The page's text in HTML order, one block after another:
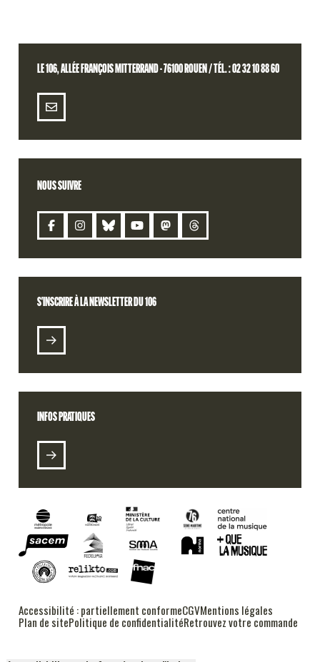
LE 106, ALLÉE FRANÇOIS MITTERRAND - 76100 ROUEN / TÉL. : 02 32 10 88 60
NOUS SUIVRE
S'INSCRIRE À LA NEWSLETTER DU 106
INFOS PRATIQUES
Accessibilité : partiellement conformeCGVMentions légales
Plan de sitePolitique de confidentialitéRetrouvez votre commande
CONTACT
S'INSCRIRE À LA NEWSLETTER DU 106
BILLETTERIE
RETROUVEZ VOTRE COMMANDE
RADIO 106
PODCASTS
ALT DSL (E-LABEL)
FESTIVAL RUSH